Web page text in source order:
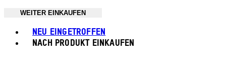
WEITER EINKAUFEN
NEU EINGETROFFEN
NACH PRODUKT EINKAUFEN